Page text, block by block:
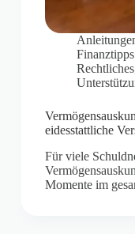
Rechtliches
eidesstattliche
Für viele
Momente im